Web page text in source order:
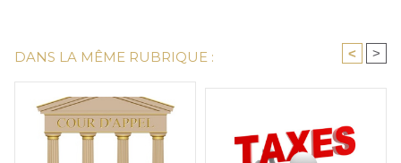
DANS LA MÊME RUBRIQUE : < >